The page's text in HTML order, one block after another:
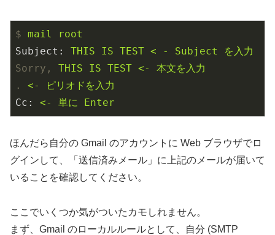
$ mail root
Subject : THIS IS TEST < - Subject を入力
Sorry,
THIS IS TEST <- 本文を入力
.
<- ピリオドを入力
Cc : <- 単に Enter
ほんだら自分の Gmail のアカウントに Web ブラウザでロ
グインして、「送信済みメール」に上記のメールが届いて
いることを確認してください。
ここでいくつか気がついたカモしれません。
まず、Gmail のローカルルールとして、自分 (SMTP